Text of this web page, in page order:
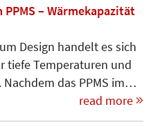
– Wärmekapazität
Design handelt es sich
tiefe Temperaturen und
das PPMS im…
read more